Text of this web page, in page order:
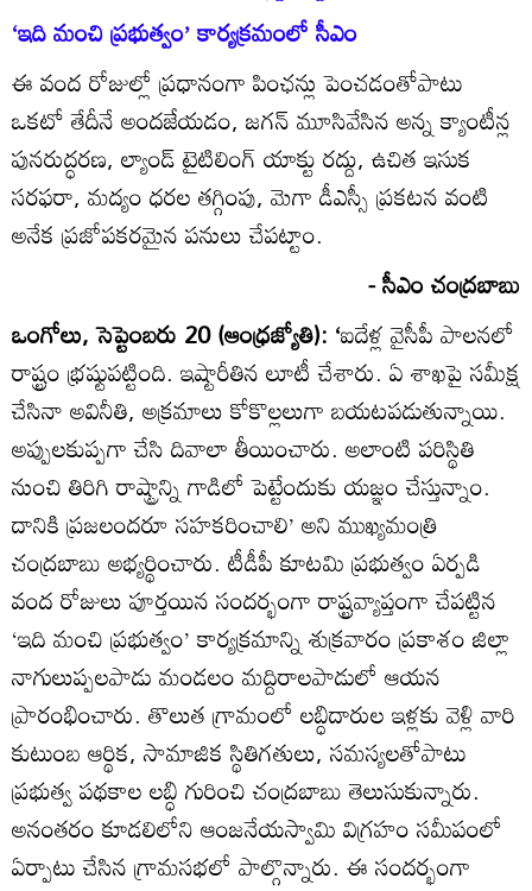
‘ఇది మంచి ప్రభుత్వం’ కార్యక్రమంలో సీఎం
ఈ వంద రోజుల్లో ప్రధానంగా పింఛన్లు పెంచడంతోపాటు
ఒకటో తేదీనే అందజేయడం, జగన్‌ మూసివేసిన అన్న క్యాంటీన్ల
పునరుద్ధరణ, ల్యాండ్‌ టైటిలింగ్‌ యాక్టు రద్దు, ఉచిత ఇసుక
సరఫరా, మద్యం ధరల తగ్గింపు, మెగా డీఎస్సీ ప్రకటన వంటి
అనేక ప్రజోపకరమైన పనులు చేపట్టాం.
- సీఎం చంద్రబాబు
ఒంగోలు, సెప్టెంబరు 20 (ఆంధ్రజ్యోతి): ‘ఐదేళ్ల వైసీపీ పాలనలో
రాష్ట్రం భ్రష్టుపట్టింది. ఇష్టారీతిన లూటీ చేశారు. ఏ శాఖపై సమీక్ష
చేసినా అవినీతి, అక్రమాలు కోకొల్లలుగా బయటపడుతున్నాయి.
అప్పులకుప్పగా చేసి దివాలా తీయించారు. అలాంటి పరిస్థితి
నుంచి తిరిగి రాష్ట్రాన్ని గాడిలో పెట్టేందుకు యజ్ఞం చేస్తున్నాం.
దానికి ప్రజలందరూ సహకరించాలి’ అని ముఖ్యమంత్రి
చంద్రబాబు అభ్యర్థించారు. టీడీపీ కూటమి ప్రభుత్వం ఏర్పడి
వంద రోజులు పూర్తయిన సందర్భంగా రాష్ట్రవ్యాప్తంగా చేపట్టిన
‘ఇది మంచి ప్రభుత్వం’ కార్యక్రమాన్ని శుక్రవారం ప్రకాశం జిల్లా
నాగులుప్పలపాడు మండలం మద్దిరాలపాడులో ఆయన
ప్రారంభించారు. తొలుత గ్రామంలో లబ్ధిదారుల ఇళ్లకు వెళ్లి వారి
కుటుంబ ఆర్థిక, సామాజిక స్థితిగతులు, సమస్యలతోపాటు
ప్రభుత్వ పథకాల లబ్ధి గురించి చంద్రబాబు తెలుసుకున్నారు.
అనంతరం కూడలిలోని ఆంజనేయస్వామి విగ్రహం సమీపంలో
ఏర్పాటు చేసిన గ్రామసభలో పాల్గొన్నారు. ఈ సందర్భంగా